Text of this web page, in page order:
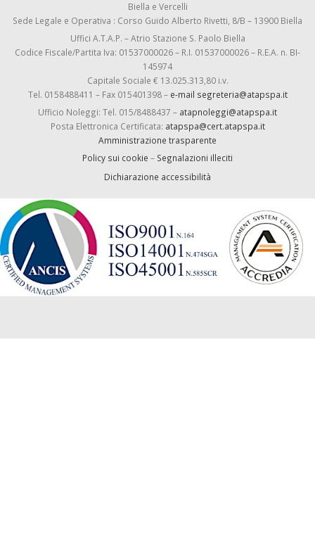
Biella e Vercelli
Sede Legale e Operativa : Corso Guido Alberto Rivetti, 8/B – 13900 Biella
Uffici A.T.A.P. – Atrio Stazione S. Paolo Biella
Codice Fiscale/Partita Iva: 01537000026 – R.I. 01537000026 – R.E.A. n. BI-
145974
Capitale Sociale € 13.025.313,80 i.v.
Tel. 0158488411 – Fax 015401398 – e-mail segreteria@atapspa.it
Ufficio Noleggi: Tel. 015/8488437 – atapnoleggi@atapspa.it
Posta Elettronica Certificata: atapspa@cert.atapspa.it
Amministrazione trasparente
Policy sui cookie – Segnalazioni illeciti
Dichiarazione accessibilità